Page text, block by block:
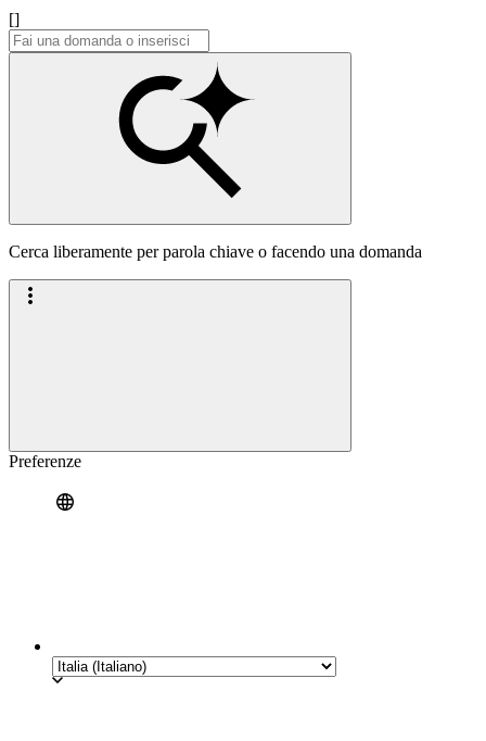
[]
Cerca liberamente per parola chiave o facendo una domanda
Preferenze